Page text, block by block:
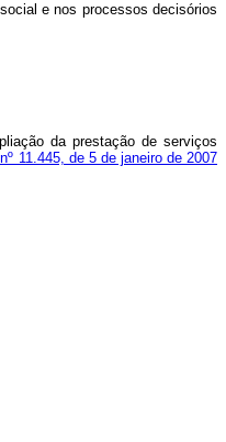
e nos processos decisórios
da prestação de serviços
11.445, de 5 de janeiro de 2007